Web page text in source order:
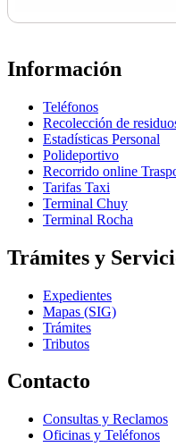
Información
Teléfonos
Recolección de
Estadísticas Personal
Polideportivo
Recorrido online
Tarifas Taxi
Terminal Chuy
Terminal Rocha
Trámites y
Expedientes
Mapas (SIG)
Trámites
Tributos
Contacto
Consultas y Reclamos
Oficinas y Teléfonos